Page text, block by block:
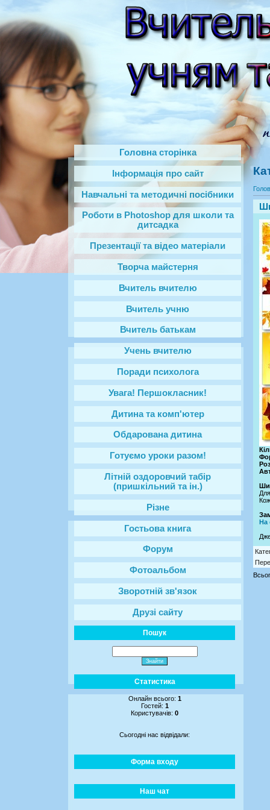
Головна сторінка
Інформація про сайт
Навчальні та методичні посібники
Роботи в Photoshop‎ для школи та
дитсадка
Презентації та відео матеріали
Творча майстерня
Вчитель вчителю
Вчитель учню
Вчитель батькам
Учень вчителю
Поради психолога
Увага! Першокласник!
Дитина та комп'ютер
Обдарована дитина
Готуємо уроки разом!
Літній оздоровчий табір
(пришкільний та ін.)
Різне
Гостьова книга
Форум
Фотоальбом
Зворотній зв'язок
Друзі сайту
Пошук
Статистика
Онлайн всього: 1
Гостей: 1
Користувачів: 0
Сьогодні нас відвідали:
Форма входу
Наш чат
На